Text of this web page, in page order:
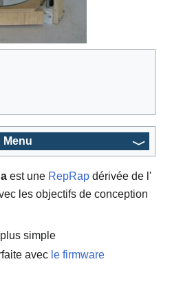
Menu
est une RepRap dérivée de l'
les objectifs de conception
simple
avec le firmware